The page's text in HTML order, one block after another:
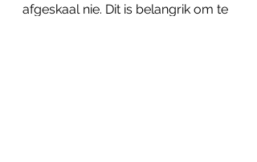
afgeskaal nie. Dit is belangrik om te